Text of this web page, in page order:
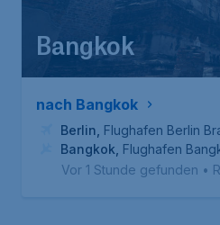
Bangkok
nach Bangkok
Berlin Flughafen Berlin
Bangkok Flughafen
Vor 1 Stunde gefunden •